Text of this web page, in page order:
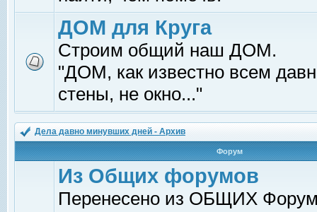
ДОМ для Круга
Строим общий наш ДОМ.
"ДОМ, как известно всем
стены, не окно..."
Дела давно минувших дней - Архив
Форум
Из Общих форумов
Перенесено из ОБЩИХ